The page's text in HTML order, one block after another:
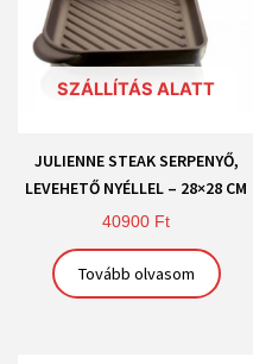
SZÁLLÍTÁS ALATT
JULIENNE STEAK SERPENYŐ,
LEVEHETŐ NYÉLLEL – 28×28 CM
40900 Ft
Tovább olvasom